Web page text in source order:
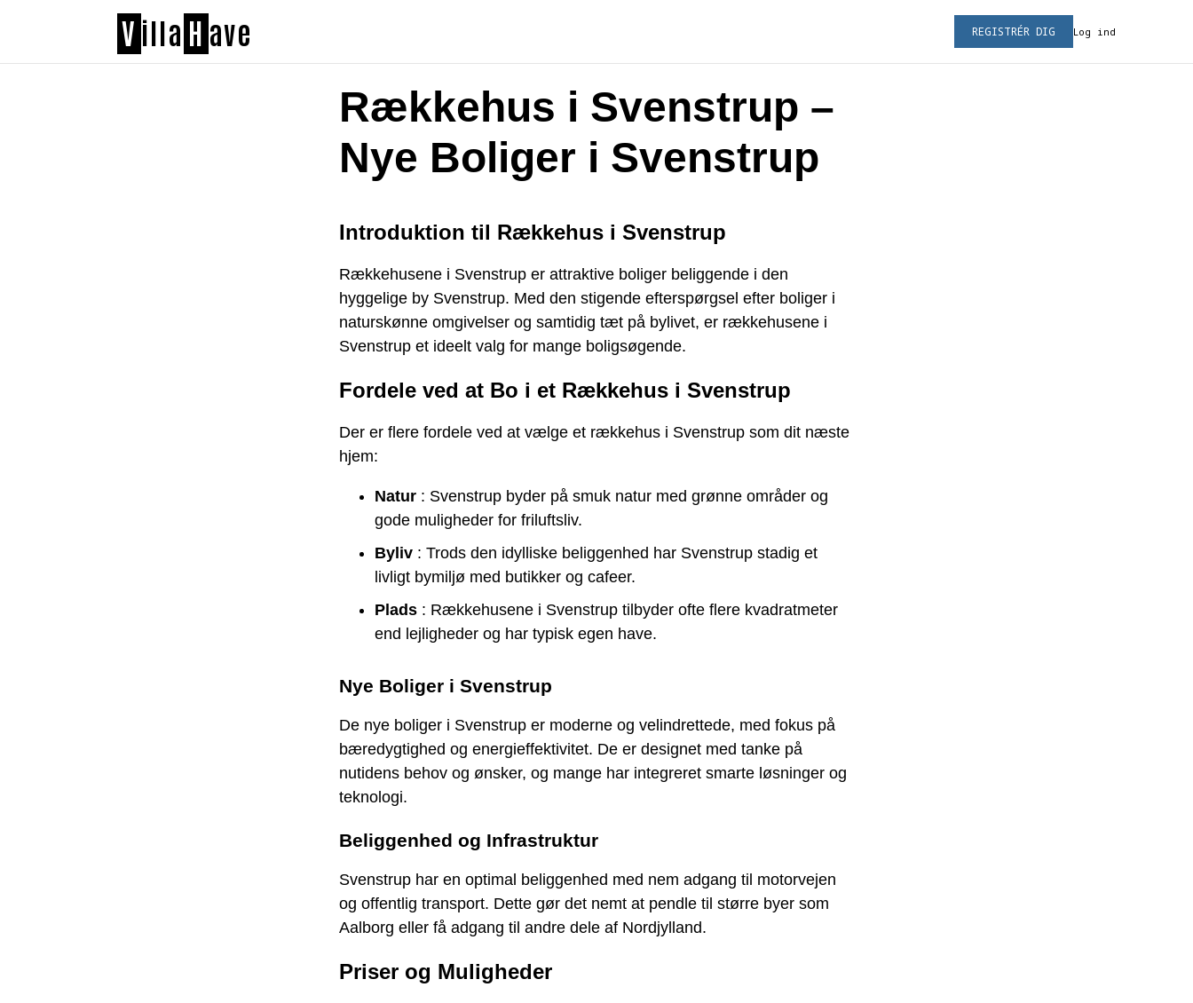
V illa H ave Log ind
REGISTRÉR DIG
Rækkehus i Svenstrup –
Nye Boliger i Svenstrup
Introduktion til Rækkehus i Svenstrup
Rækkehusene i Svenstrup er attraktive boliger beliggende i den
hyggelige by Svenstrup. Med den stigende efterspørgsel efter boliger i
naturskønne omgivelser og samtidig tæt på bylivet, er rækkehusene i
Svenstrup et ideelt valg for mange boligsøgende.
Fordele ved at Bo i et Rækkehus i Svenstrup
Der er flere fordele ved at vælge et rækkehus i Svenstrup som dit næste
hjem:
Natur : Svenstrup byder på smuk natur med grønne områder og
gode muligheder for friluftsliv.
Byliv : Trods den idylliske beliggenhed har Svenstrup stadig et
livligt bymiljø med butikker og cafeer.
Plads : Rækkehusene i Svenstrup tilbyder ofte flere kvadratmeter
end lejligheder og har typisk egen have.
Nye Boliger i Svenstrup
De nye boliger i Svenstrup er moderne og velindrettede, med fokus på
bæredygtighed og energieffektivitet. De er designet med tanke på
nutidens behov og ønsker, og mange har integreret smarte løsninger og
teknologi.
Beliggenhed og Infrastruktur
Svenstrup har en optimal beliggenhed med nem adgang til motorvejen
og offentlig transport. Dette gør det nemt at pendle til større byer som
Aalborg eller få adgang til andre dele af Nordjylland.
Priser og Muligheder